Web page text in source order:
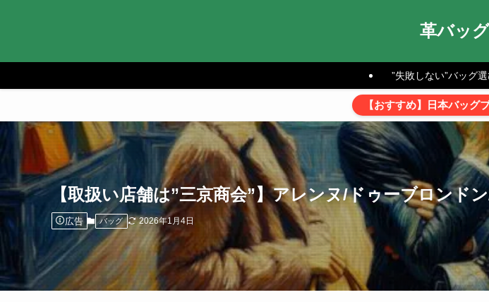
革バッ
”失敗しない”バッグ
【おすすめ】日本バッグ
【取扱い店舗は”三京商会”】アレンヌ/ドゥーブロンド
広告 バッグ 2026年1月4日